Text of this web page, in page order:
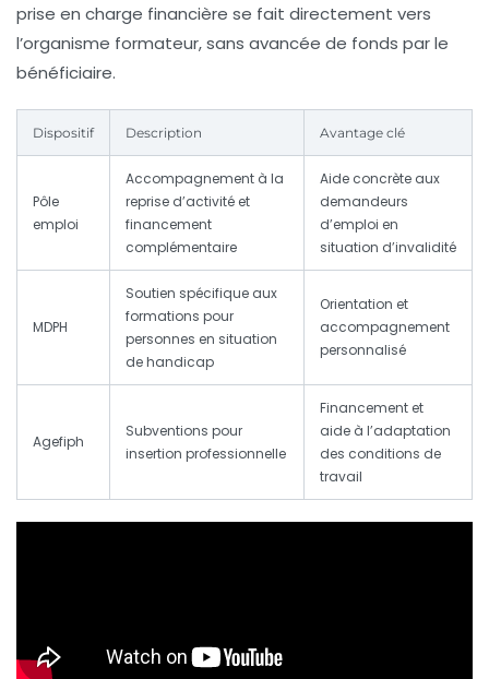
prise en charge financière se fait directement vers
l’organisme formateur, sans avancée de fonds par le
bénéficiaire.
Dispositif Description Avantage clé
Pôle
emploi
Accompagnement à la
reprise d’activité et
financement
complémentaire
Aide concrète aux
demandeurs
d’emploi en
situation d’invalidité
MDPH
Soutien spécifique aux
formations pour
personnes en situation
de handicap
Orientation et
accompagnement
personnalisé
Agefiph
Subventions pour
insertion professionnelle
Financement et
aide à l’adaptation
des conditions de
travail